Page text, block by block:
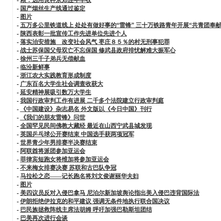
- 国产烟丝生产线通过鉴定
- 图片
- 五万多公里铁道线上 处处有做好事的“雷锋” 三十万铁路青年开展“共青团奉
- 陕西表彰一批宣传工作先进单位先进个人
- 落实治安措施 改变社会风气 枣庄８５％的村无刑事犯罪
- 战士苏保国父母双亡不忘保国 修武县政府排忧解难大振军心
- 徐州三千子弟兵无偿献血
- 临汾新鲜事
- 浙江农大实践教育形成制度
- 广东百名大学生社会调查收获大
- 延安精神展吸引数万大学生
- 我国行政审判工作有进展 二千多个法院建立行政审判庭
-
《中国建设》杂志易名 外文版以《今日中国》刊行
-
《我们的朋友雷锋》问世
- 全国罕见民间佛教大藏经 最近在山西宁武县城发现
- 英国乒乓球公开赛结束 中国选手获两项冠军
- 世界青少年男排赛半决赛结束
- 阿联酋将派团参加亚运会
- 菲律宾短跑女将维加将参加亚运会
- 不来梅女排赛决赛 苏联和古巴队争冠
- 马拉松之恋——记长跑名将刘文俊谢丽华夫妇
- 图片
- 美四议员反对入侵巴拿马 尼泊尔新加坡舆论指出美入侵巴违背国际法
- 伊朗拒绝伊拉克的和平建议 强调无条件地执行联合国决议
- 巴民族拯救阵线主席法胡姆 呼吁加强巴勒斯坦团结
- 巴美再次进行会谈